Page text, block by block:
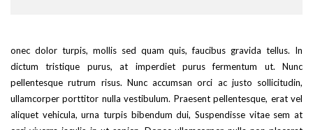
onec dolor turpis, mollis sed quam quis, faucibus gravida tellus. In
dictum tristique purus, at imperdiet purus fermentum ut. Nunc
pellentesque rutrum risus. Nunc accumsan orci ac justo sollicitudin,
ullamcorper porttitor nulla vestibulum. Praesent pellentesque, erat vel
aliquet vehicula, urna turpis bibendum dui, Suspendisse vitae sem at